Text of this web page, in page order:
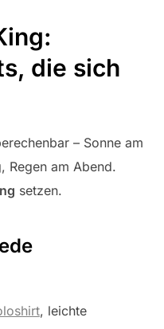
die sich
– Sonne am
Regen am Abend.
setzen.
, leichte